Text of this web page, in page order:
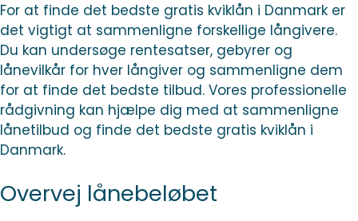
For at finde det bedste gratis kviklån i Danmark er
det vigtigt at sammenligne forskellige långivere.
Du kan undersøge rentesatser, gebyrer og
lånevilkår for hver långiver og sammenligne dem
for at finde det bedste tilbud. Vores professionelle
rådgivning kan hjælpe dig med at sammenligne
lånetilbud og finde det bedste gratis kviklån i
Danmark.
Overvej lånebeløbet